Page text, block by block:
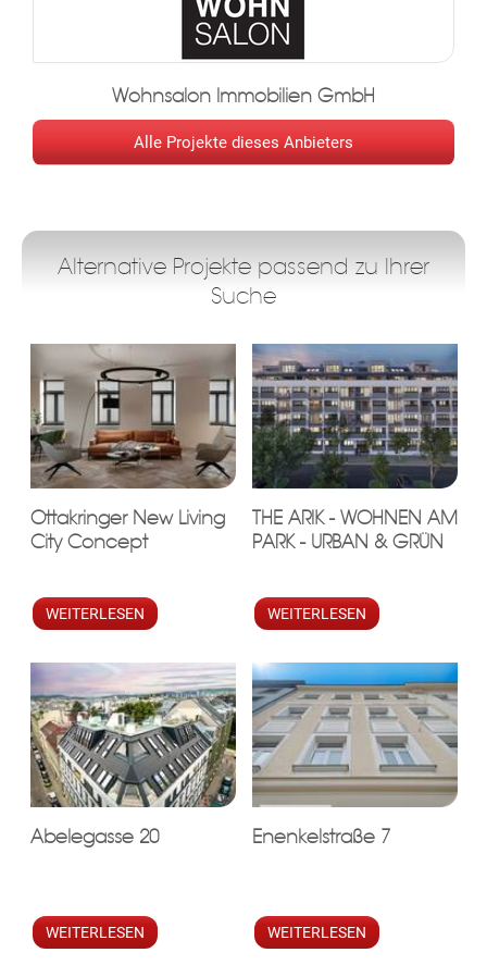
Wohnsalon Immobilien GmbH
Alle Projekte dieses Anbieters
Alternative Projekte passend zu Ihrer
Suche
Ottakringer New Living
City Concept
WEITERLESEN
THE ARIK - WOHNEN AM
PARK - URBAN & GRÜN
WEITERLESEN
Abelegasse 20
WEITERLESEN
Enenkelstraße 7
WEITERLESEN